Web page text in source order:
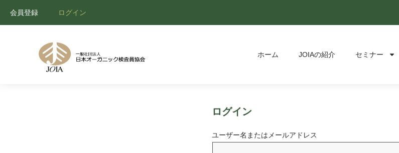
会員登録 ログイン
ホーム JOIAの紹介 セミナー
ログイン
ユーザー名またはメールアドレス